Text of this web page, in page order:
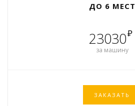
ДО 6 МЕСТ
23030₽
за машину
ЗАКАЗАТЬ